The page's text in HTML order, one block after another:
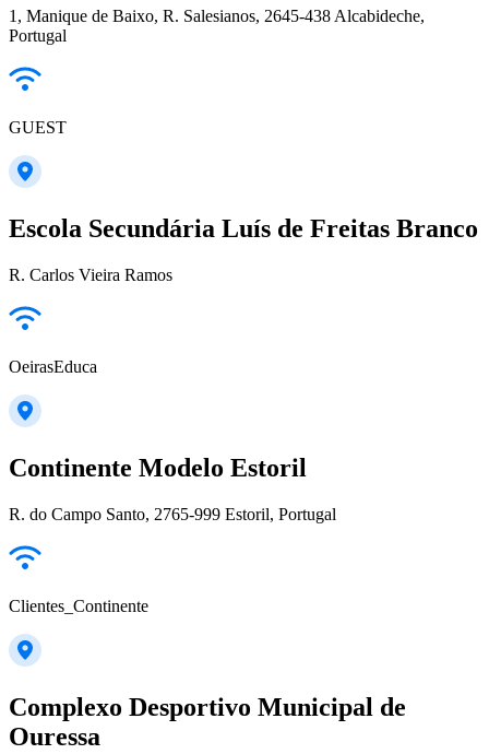
1, Manique de Baixo, R. Salesianos, 2645-438 Alcabideche,
Portugal
GUEST
Escola Secundária Luís de Freitas Branco
R. Carlos Vieira Ramos
OeirasEduca
Continente Modelo Estoril
R. do Campo Santo, 2765-999 Estoril, Portugal
Clientes_Continente
Complexo Desportivo Municipal de
Ouressa